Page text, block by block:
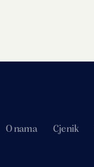
O nama Cjenik